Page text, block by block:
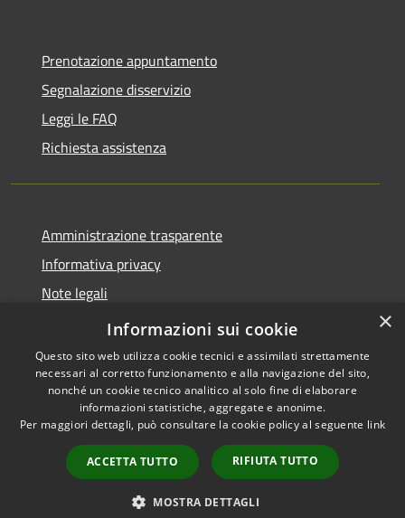
Prenotazione appuntamento
Segnalazione disservizio
Leggi le FAQ
Richiesta assistenza
Amministrazione trasparente
Informativa privacy
Note legali
Dichiarazione di accessibilità
Accessibilità
Copyright © 2026 • Comune di
Barbariga • Powered by
Municipium•
Accesso
redazione
×
Informazioni sui cookie
Questo sito web utilizza cookie tecnici e assimilati strettamente
necessari al corretto funzionamento e alla navigazione del sito,
nonché un cookie tecnico analitico al solo fine di elaborare
informazioni statistiche, aggregate e anonime.
Per maggiori dettagli, può consultare la cookie policy al seguente link
ACCETTA TUTTO RIFIUTA TUTTO
MOSTRA DETTAGLI